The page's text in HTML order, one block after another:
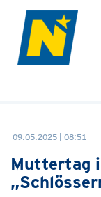
09.05.2025 | 08:51
Muttertag